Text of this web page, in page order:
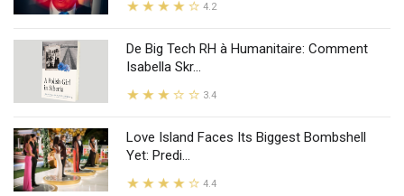
4.2
De Big Tech RH à Humanitaire: Comment
Isabella Skr...
3.4
Love Island Faces Its Biggest Bombshell
Yet: Predi...
4.4